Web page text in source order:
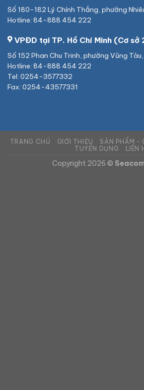
Số 180-182 Lý Chính Thắng, phường
Hotline: 84-888 454 222
VPĐD tại TP. Hồ Chí Minh (Cơ sở
Số 152 Phan Chu Trinh, phường Vũng Tàu,
Hotline: 84-888 454 222
Tel: 0254-3577332
Fax: 0254-43577331
TRANG CHỦ GIỚI THIỆU SẢN PHẨM –
TUYỂN DỤNG
LIÊN
Copyright 2026 ©